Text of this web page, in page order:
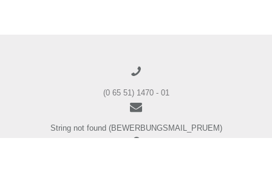
(0 65 51) 1470 - 01
String not found (BEWERBUNGSMAIL_PRUEM)